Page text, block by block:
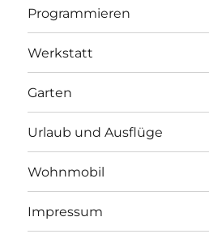
Programmieren
Werkstatt
Garten
Urlaub und Ausflüge
Wohnmobil
Impressum